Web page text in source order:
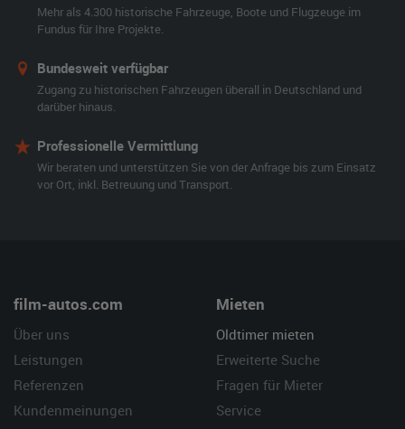
Mehr als 4.300 historische Fahrzeuge, Boote und Flugzeuge im
Fundus für Ihre Projekte.
Bundesweit verfügbar
Zugang zu historischen Fahrzeugen überall in Deutschland und
darüber hinaus.
Professionelle Vermittlung
Wir beraten und unterstützen Sie von der Anfrage bis zum Einsatz
vor Ort, inkl. Betreuung und Transport.
film-autos.com
Über uns
Leistungen
Referenzen
Kundenmeinungen
Mieten
Oldtimer mieten
Erweiterte Suche
Fragen für Mieter
Service